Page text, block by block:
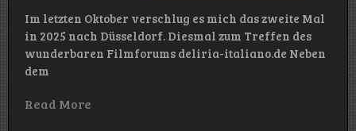
Im letzten Oktober verschlug es mich das zweite Mal
in 2025 nach Düsseldorf. Diesmal zum Treffen des
wunderbaren Filmforums deliria-italiano.de Neben
dem
Read More